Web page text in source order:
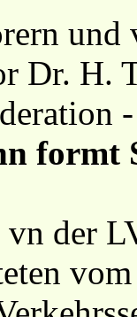
und
Dr. H.
formt
der